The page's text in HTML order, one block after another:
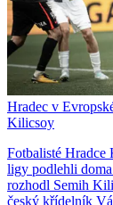
Hradec v
Kilicsoy
Fotbalisté Hradce
ligy podlehli
rozhodl Semih
český křídelník